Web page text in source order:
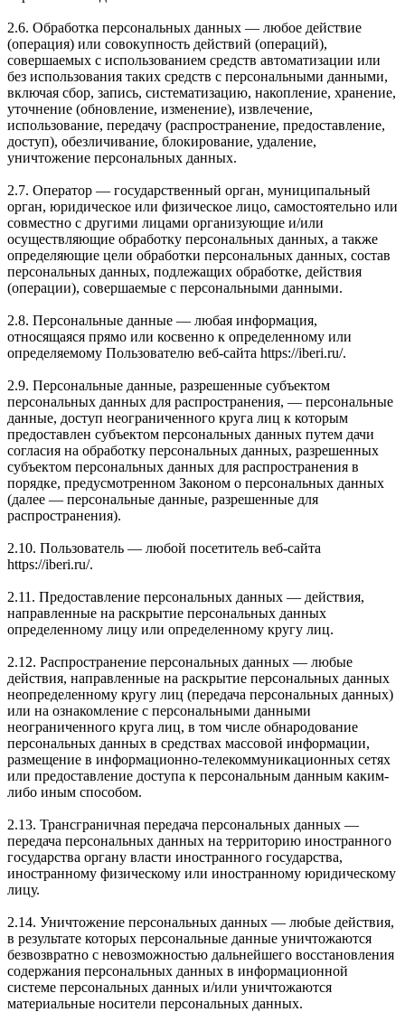
2.6. Обработка персональных данных — любое действие
(операция) или совокупность действий (операций),
совершаемых с использованием средств автоматизации или
без использования таких средств с персональными данными,
включая сбор, запись, систематизацию, накопление, хранение,
уточнение (обновление, изменение), извлечение,
использование, передачу (распространение, предоставление,
доступ), обезличивание, блокирование, удаление,
уничтожение персональных данных.
2.7. Оператор — государственный орган, муниципальный
орган, юридическое или физическое лицо, самостоятельно или
совместно с другими лицами организующие и/или
осуществляющие обработку персональных данных, а также
определяющие цели обработки персональных данных, состав
персональных данных, подлежащих обработке, действия
(операции), совершаемые с персональными данными.
2.8. Персональные данные — любая информация,
относящаяся прямо или косвенно к определенному или
определяемому Пользователю веб-сайта https://iberi.ru/.
2.9. Персональные данные, разрешенные субъектом
персональных данных для распространения, — персональные
данные, доступ неограниченного круга лиц к которым
предоставлен субъектом персональных данных путем дачи
согласия на обработку персональных данных, разрешенных
субъектом персональных данных для распространения в
порядке, предусмотренном Законом о персональных данных
(далее — персональные данные, разрешенные для
распространения).
2.10. Пользователь — любой посетитель веб-сайта
https://iberi.ru/.
2.11. Предоставление персональных данных — действия,
направленные на раскрытие персональных данных
определенному лицу или определенному кругу лиц.
2.12. Распространение персональных данных — любые
действия, направленные на раскрытие персональных данных
неопределенному кругу лиц (передача персональных данных)
или на ознакомление с персональными данными
неограниченного круга лиц, в том числе обнародование
персональных данных в средствах массовой информации,
размещение в информационно-телекоммуникационных сетях
или предоставление доступа к персональным данным каким-
либо иным способом.
2.13. Трансграничная передача персональных данных —
передача персональных данных на территорию иностранного
государства органу власти иностранного государства,
иностранному физическому или иностранному юридическому
лицу.
2.14. Уничтожение персональных данных — любые действия,
в результате которых персональные данные уничтожаются
безвозвратно с невозможностью дальнейшего восстановления
содержания персональных данных в информационной
системе персональных данных и/или уничтожаются
материальные носители персональных данных.